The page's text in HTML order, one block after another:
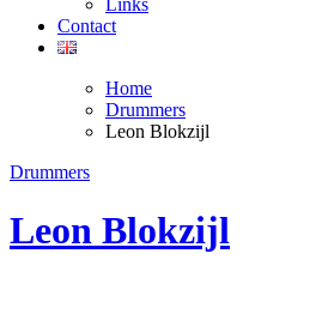
Links
Contact
Home
Drummers
Leon Blokzijl
Drummers
Leon Blokzijl